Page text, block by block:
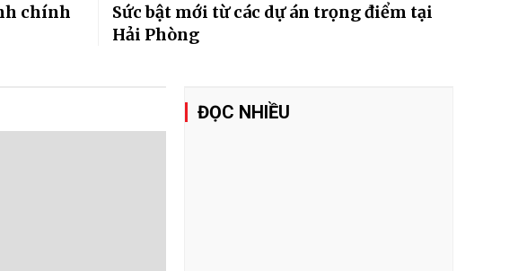
chính
Sức bật mới từ các dự án trọng điểm tại
Hải Phòng
ĐỌC NHIỀU